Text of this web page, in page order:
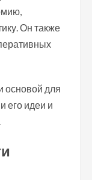
Он также
основой для
его идеи и